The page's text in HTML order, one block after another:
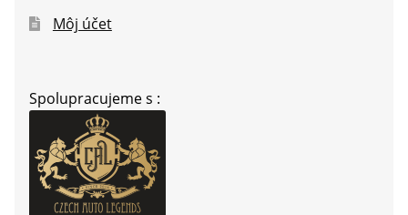
Môj účet
Spolupracujeme s :